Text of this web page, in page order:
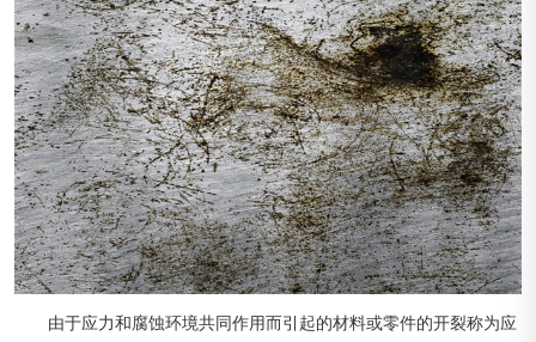
由于应力和腐蚀环境共同作用而引起的材料或零件的开裂称为应